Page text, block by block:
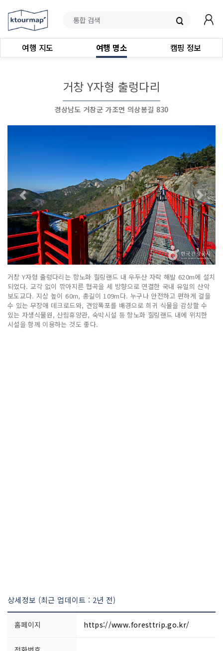
여행 지도 여행 명소 캠핑 정보
거창 Y자형 출렁다리
경상남도 거창군 가조면 의상봉길 830
거창 Y자형 출렁다리는 항노화 힐링랜드 내 우두산 자락 해발 620m에 설치
되었다. 교각 없이 깎아지른 협곡을 세 방향으로 연결한 국내 유일의 산악
보도교다. 지상 높이 60m, 총길이 109m다. 누구나 안전하고 편하게 걸을
수 있는 무장애 데크로드와, 견암폭포를 배경으로 희귀 식물을 감상할 수
있는 자생식물원, 산림휴양관, 숙박시설 등 항노화 힐링랜드 내에 위치한
시설을 함께 이용하는 것도 좋다.
상세정보 (최근 업데이트 : 2년 전)
홈페이지 https://www.foresttrip.go.kr/